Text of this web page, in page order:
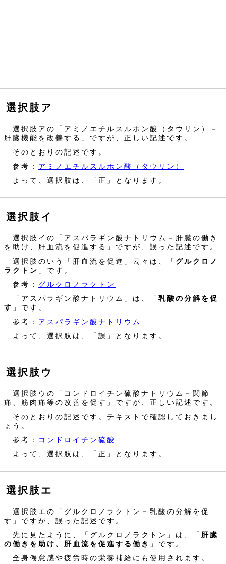
選択肢ア
選択肢アの「アミノエチルスルホン酸（タウリン）－
肝臓機能を改善する」ですが、正しい記述です。
そのとおりの記述です。
参考： アミノエチルスルホン酸（タウリン）
よって、選択肢は、「正」となります。
選択肢イ
選択肢イの「アスパラギン酸ナトリウム－肝臓の働き
を助け、肝血流を促進する」ですが、誤った記述です。
選択肢のいう「肝血流を促進」云々は、「 グルクロノ
ラクトン 」です。
参考： グルクロノラクトン
「アスパラギン酸ナトリウム」は、「 乳酸の分解を促
す 」です。
参考： アスパラギン酸ナトリウム
よって、選択肢は、「誤」となります。
選択肢ウ
選択肢ウの「コンドロイチン硫酸ナトリウム－関節
痛、筋肉痛等の改善を促す」ですが、正しい記述です。
そのとおりの記述です。テキストで確認しておきまし
ょう。
参考：
コンドロイチン硫酸
よって、選択肢は、「正」となります。
選択肢エ
選択肢エの「グルクロノラクトン－乳酸の分解を促
す」ですが、誤った記述です。
先に見たように、「グルクロノラクトン」は、「 肝臓
の働きを助け、肝血流を促進する働き
」です。
全身倦怠感や疲労時の栄養補給にも使用されます。